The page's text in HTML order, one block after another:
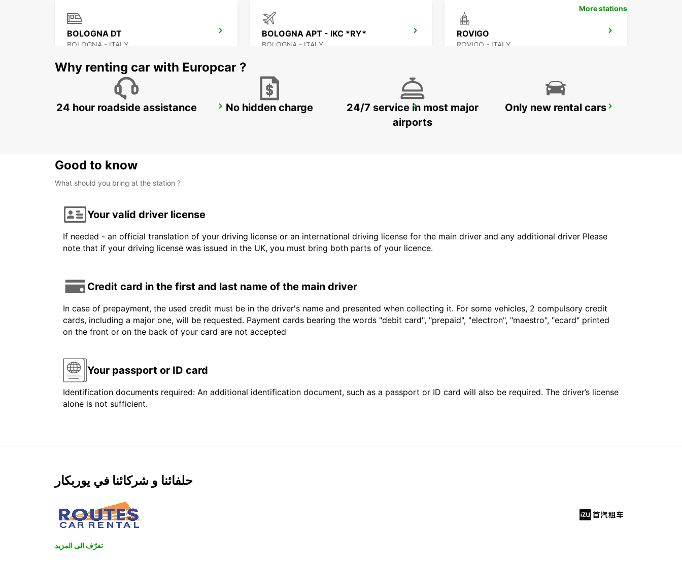
BOLOGNA DT
BOLOGNA - ITALY
BOLOGNA APT - IKC *RY*
BOLOGNA - ITALY
ROVIGO
ROVIGO - ITALY
FLORENCE NOVOLI FLORENCE DT - IKC FLORENCE APT - IKC
More stations
Why renting car with Europcar ?
24 hour roadside assistance No hidden charge
24/7 service in most major
airports
Only new rental cars
Good to know
What should you bring at the station ?
Your valid driver license
If needed - an official translation of your driving license or an international driving license for the main driver and any additional driver Please
note that if your driving license was issued in the UK, you must bring both parts of your licence.
Credit card in the first and last name of the main driver
In case of prepayment, the used credit must be in the driver's name and presented when collecting it. For some vehicles, 2 compulsory credit
cards, including a major one, will be requested. Payment cards bearing the words "debit card", "prepaid", "electron", "maestro", "ecard" printed
on the front or on the back of your card are not accepted
Your passport or ID card
Identification documents required: An additional identification document, such as a passport or ID card will also be required. The driver’s license
alone is not sufficient.
حلفائنا و شركائنا في يوربكار
تعرّف الى المزيد